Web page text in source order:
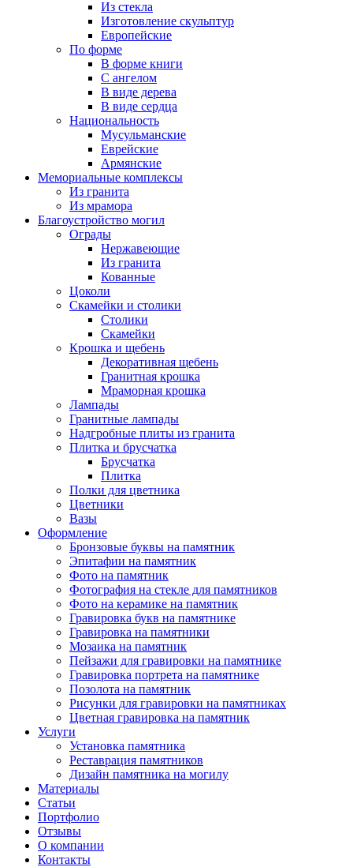
Из стекла
Изготовление скульптур
Европейские
По форме
В форме книги
С ангелом
В виде дерева
В виде сердца
Национальность
Мусульманские
Еврейские
Армянские
Мемориальные комплексы
Из гранита
Из мрамора
Благоустройство могил
Ограды
Нержавеющие
Из гранита
Кованные
Цоколи
Скамейки и столики
Столики
Скамейки
Крошка и щебень
Декоративная щебень
Гранитная крошка
Мраморная крошка
Лампады
Гранитные лампады
Надгробные плиты из гранита
Плитка и брусчатка
Брусчатка
Плитка
Полки для цветника
Цветники
Вазы
Оформление
Бронзовые буквы на памятник
Эпитафии на памятник
Фото на памятник
Фотография на стекле для памятников
Фото на керамике на памятник
Гравировка букв на памятнике
Гравировка на памятники
Мозаика на памятник
Пейзажи для гравировки на памятнике
Гравировка портрета на памятнике
Позолота на памятник
Рисунки для гравировки на памятниках
Цветная гравировка на памятник
Услуги
Установка памятника
Реставрация памятников
Дизайн памятника на могилу
Материалы
Статьи
Портфолио
Отзывы
О компании
Контакты